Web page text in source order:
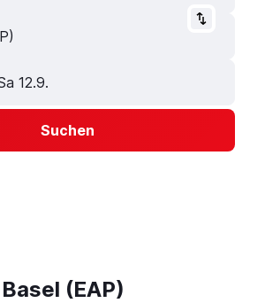
12.9.
Suchen
(EAP)